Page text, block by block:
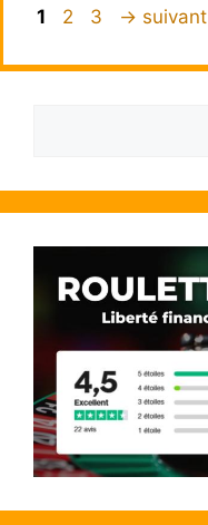
Page
1 Page
2 Page
3 → suivant